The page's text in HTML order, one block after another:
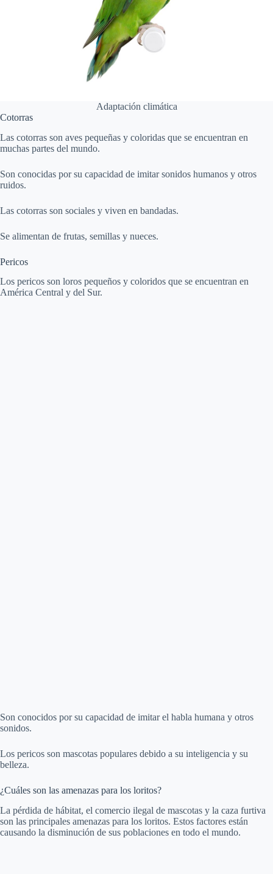
Adaptación climática
Cotorras
Las cotorras son aves pequeñas y coloridas que se encuentran en
muchas partes del mundo.
Son conocidas por su capacidad de imitar sonidos humanos y otros
ruidos.
Las cotorras son sociales y viven en bandadas.
Se alimentan de frutas, semillas y nueces.
Pericos
Los pericos son loros pequeños y coloridos que se encuentran en
América Central y del Sur.
Son conocidos por su capacidad de imitar el habla humana y otros
sonidos.
Los pericos son mascotas populares debido a su inteligencia y su
belleza.
¿Cuáles son las amenazas para los loritos?
La pérdida de hábitat, el comercio ilegal de mascotas y la caza furtiva
son las principales amenazas para los loritos. Estos factores están
causando la disminución de sus poblaciones en todo el mundo.